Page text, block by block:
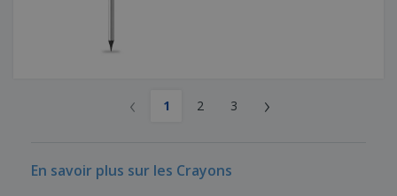
‹ 1 2 3 ›
En savoir plus sur les Crayons